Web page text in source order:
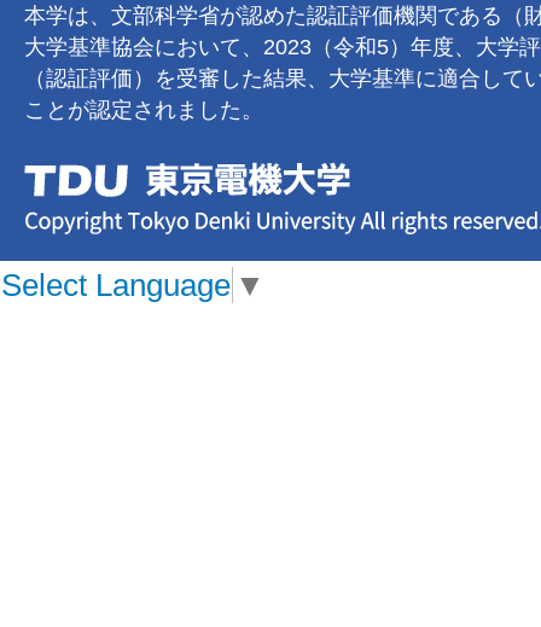
本学は、文部科学省が認めた認証評価機関である（
大学基準協会において、2023（令和5）年度、大学
（認証評価）を受審した結果、大学基準に適合して
ことが認定されました。
Select Language ▼